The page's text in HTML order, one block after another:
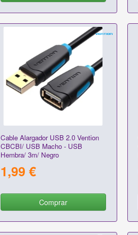
Cable Alargador USB 2.0 Vention
CBCBI/ USB Macho - USB
Hembra/ 3m/ Negro
1,99 €
Comprar